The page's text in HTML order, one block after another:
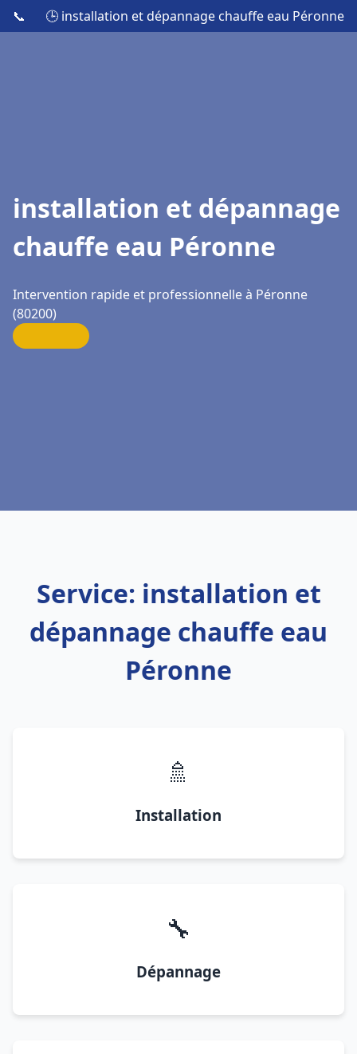
📞 🕒 installation et dépannage chauffe eau Péronne
installation et dépannage
chauffe eau Péronne
Intervention rapide et professionnelle à Péronne
(80200)
Service: installation et
dépannage chauffe eau
Péronne
🚿
Installation
🔧
Dépannage